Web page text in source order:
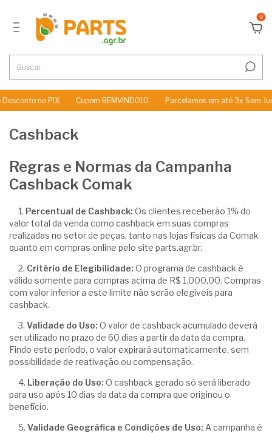
0
no PIX Cupom BEMVINDO10 Parcelamos em até 3x Sem
Cashback
Regras e Normas da Campanha
Cashback Comak
1. Percentual de Cashback: Os clientes receberão 1% do
valor total da venda como cashback em suas compras
realizadas no setor de peças, tanto nas lojas físicas da Comak
quanto em compras online pelo site parts.agr.br.
2. Critério de Elegibilidade: O programa de cashback é
válido somente para compras acima de R$ 1.000,00. Compras
com valor inferior a este limite não serão elegíveis para
cashback.
3. Validade do Uso: O valor de cashback acumulado deverá
ser utilizado no prazo de 60 dias a partir da data da compra.
Findo este período, o valor expirará automaticamente, sem
possibilidade de reativação ou compensação.
4. Liberação do Uso: O cashback gerado só será liberado
para uso após 10 dias da data da compra que originou o
benefício.
5. Validade Geográfica e Condições de Uso: A campanha é